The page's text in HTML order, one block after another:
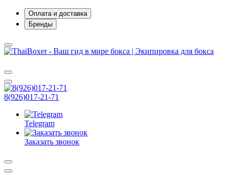
Оплата и доставка
Бренды
8(926)017-21-71
Telegram
Заказать звонок